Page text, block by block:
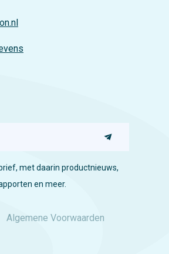
met daarin productnieuws,
en meer.
Algemene Voorwaarden